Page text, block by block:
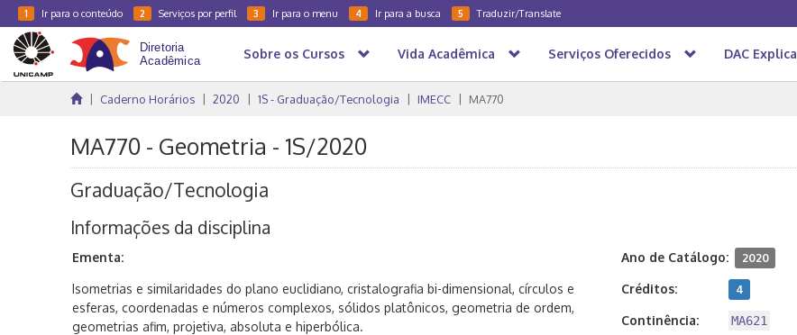
1 Ir para o conteúdo 2 Serviços por perfil 3 Ir para o menu 4 Ir para a busca 5 Traduzir/Translate
Sobre os Cursos Vida Acadêmica Serviços Oferecidos DAC Explica
Caderno Horários 2020 1S - Graduação/Tecnologia IMECC MA770
MA770 - Geometria - 1S/2020
Graduação/Tecnologia
Informações da disciplina
Ementa:
Isometrias e similaridades do plano euclidiano, cristalografia bi-dimensional, círculos e
esferas, coordenadas e números complexos, sólidos platônicos, geometria de ordem,
geometrias afim, projetiva, absoluta e hiperbólica.
Ano de Catálogo: 2020
Créditos: 4
Continência: MA621